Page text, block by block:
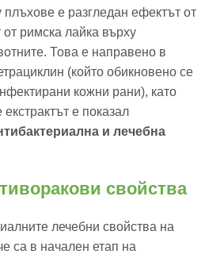
плъхове е разгледан ефектът от
от римска лайка върху
Това е направено в
(който обикновено се
кожни рани), като
екстрактът е показал
и лечебна
свойства
лечебни свойства на
са в начален етап на